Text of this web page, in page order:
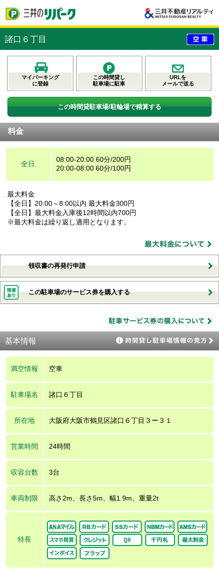
諸口６丁目
マイパーキング
に登録
この時間貸し
駐車場に駐車
URLを
メールで送る
この時間貸駐車場/駐輪場で精算する
料金
全日
08:00-20:00 60分/200円
20:00-08:00 60分/100円
最大料金
【全日】20:00～8:00以内 最大料金300円
【全日】最大料金入庫後12時間以内700円
※最大料金は繰り返し適用となります。
領収書の再発行申請
この駐車場のサービス券を購入する
基本情報
満空情報 空車
駐車場名 諸口６丁目
所在地 大阪府大阪市鶴見区諸口６丁目３ー３１
営業時間 24時間
収容台数 3台
車両制限 高さ2m、長さ5m、幅1.9m、重量2t
特長